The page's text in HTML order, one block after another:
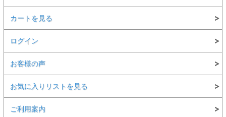
カートを見る
ログイン
お客様の声
お気に入りリストを見る
ご利用案内